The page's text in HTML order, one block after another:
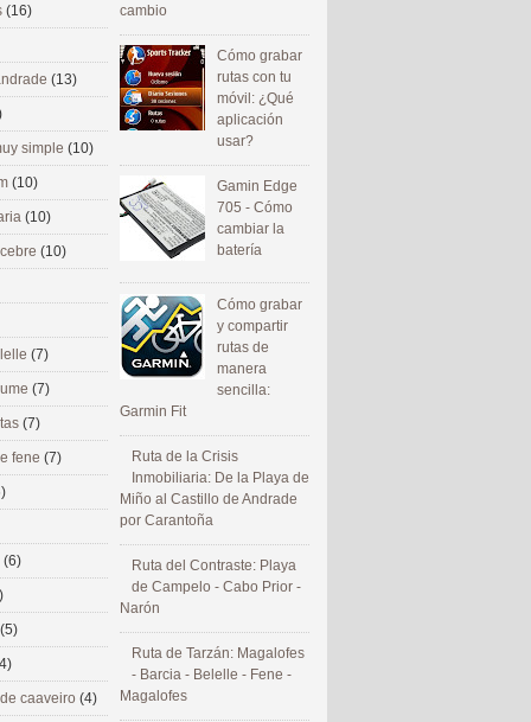
cambio
Cómo grabar
rutas con tu
móvil: ¿Qué
aplicación
usar?
Gamin Edge
705 - Cómo
cambiar la
batería
Cómo grabar
y compartir
rutas de
manera
sencilla:
Garmin Fit
Ruta de la Crisis
Inmobiliaria: De la Playa de
Miño al Castillo de Andrade
por Carantoña
Ruta del Contraste: Playa
de Campelo - Cabo Prior -
Narón
Ruta de Tarzán: Magalofes
- Barcia - Belelle - Fene -
Magalofes
(16)
(13)
simple (10)
(10)
(10)
(10)
(7)
(7)
(7)
fene (7)
(6)
(5)
caaveiro (4)